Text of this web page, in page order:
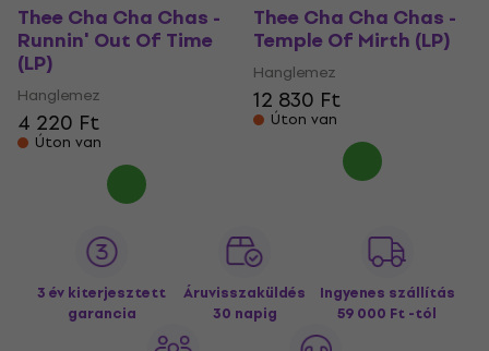
Thee Cha Cha Chas -
Runnin' Out Of Time
(LP)
Hanglemez
4 220 Ft
Úton van
Thee Cha Cha Chas -
Temple Of Mirth (LP)
Hanglemez
12 830 Ft
Úton van
3 év kiterjesztett
garancia
Áruvisszaküldés
30 napig
Ingyenes szállítás
59 000 Ft -tól